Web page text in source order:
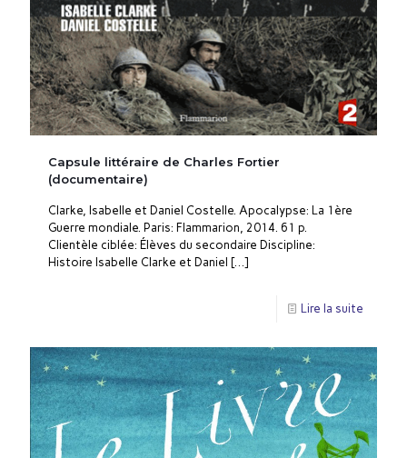
Capsule littéraire de Charles Fortier
(documentaire)
Clarke, Isabelle et Daniel Costelle. Apocalypse: La 1ère
Guerre mondiale. Paris: Flammarion, 2014. 61 p.
Clientèle ciblée: Élèves du secondaire Discipline:
Histoire Isabelle Clarke et Daniel […]
Lire la suite